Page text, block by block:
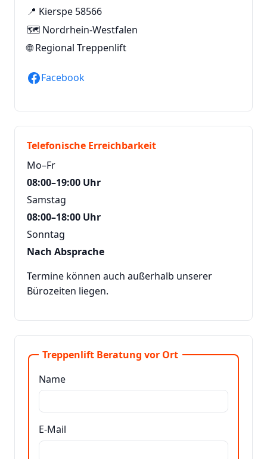
📍 Kierspe 58566
🗺️ Nordrhein-Westfalen
🌐Regional Treppenlift
Facebook
Telefonische Erreichbarkeit
Mo–Fr
08:00–19:00 Uhr
Samstag
08:00–18:00 Uhr
Sonntag
Nach Absprache
Termine können auch außerhalb unserer
Bürozeiten liegen.
Treppenlift Beratung vor Ort
Name
E-Mail